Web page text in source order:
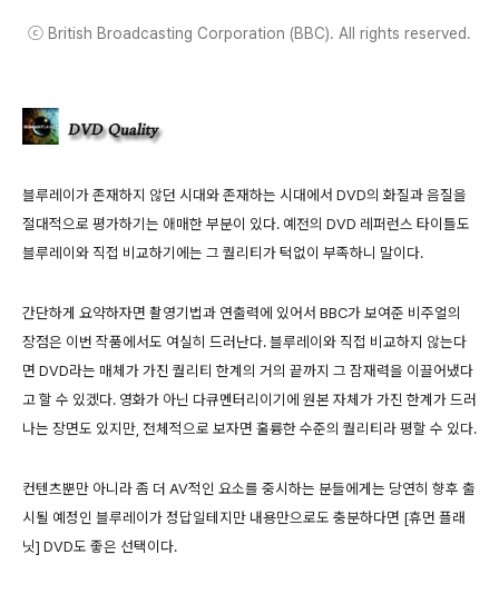
ⓒ British Broadcasting Corporation (BBC). All rights reserved.
블루레이가 존재하지 않던 시대와 존재하는 시대에서 DVD의 화질과 음질을
절대적으로 평가하기는 애매한 부분이 있다. 예전의 DVD 레퍼런스 타이틀도
블루레이와 직접 비교하기에는 그 퀄리티가 턱없이 부족하니 말이다.
간단하게 요약하자면 촬영기법과 연출력에 있어서 BBC가 보여준 비주얼의
장점은 이번 작품에서도 여실히 드러난다. 블루레이와 직접 비교하지 않는다
면 DVD라는 매체가 가진 퀄리티 한계의 거의 끝까지 그 잠재력을 이끌어냈다
고 할 수 있겠다. 영화가 아닌 다큐멘터리이기에 원본 자체가 가진 한계가 드러
나는 장면도 있지만, 전체적으로 보자면 훌륭한 수준의 퀄리티라 평할 수 있다.
컨텐츠뿐만 아니라 좀 더 AV적인 요소를 중시하는 분들에게는 당연히 향후 출
시될 예정인 블루레이가 정답일테지만 내용만으로도 충분하다면 [휴먼 플래
닛] DVD도 좋은 선택이다.